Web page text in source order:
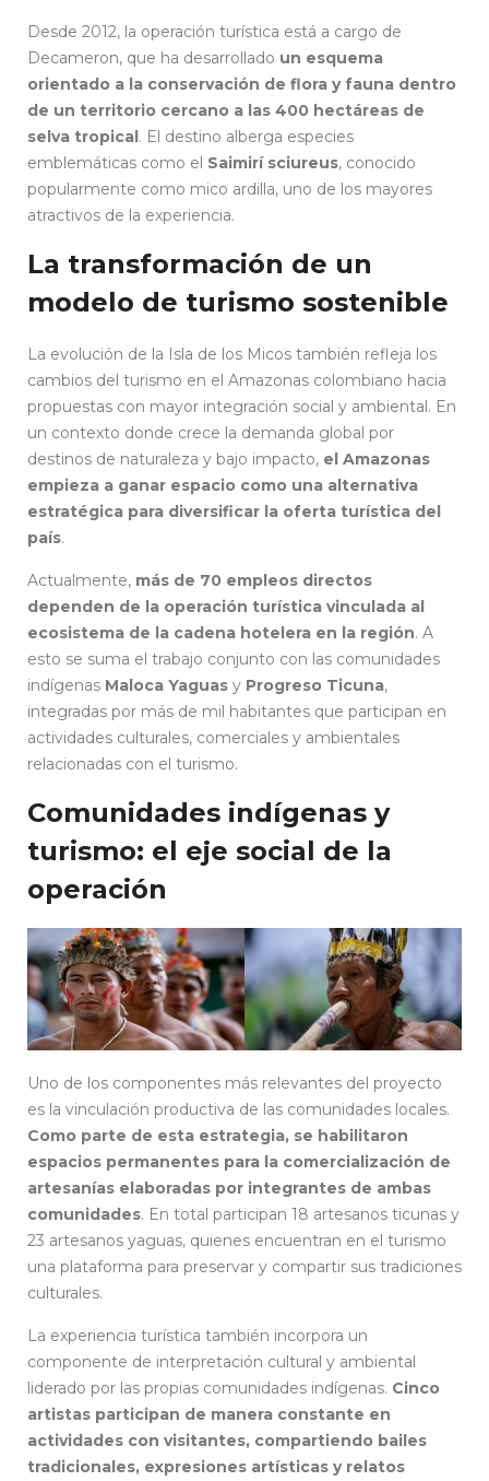
Desde 2012, la operación turística está a cargo de
Decameron, que ha desarrollado un esquema
orientado a la conservación de flora y fauna dentro
de un territorio cercano a las 400 hectáreas de
selva tropical. El destino alberga especies
emblemáticas como el Saimirí sciureus, conocido
popularmente como mico ardilla, uno de los mayores
atractivos de la experiencia.
La transformación de un
modelo de turismo sostenible
La evolución de la Isla de los Micos también refleja los
cambios del turismo en el Amazonas colombiano hacia
propuestas con mayor integración social y ambiental. En
un contexto donde crece la demanda global por
destinos de naturaleza y bajo impacto, el Amazonas
empieza a ganar espacio como una alternativa
estratégica para diversificar la oferta turística del
país.
Actualmente, más de 70 empleos directos
dependen de la operación turística vinculada al
ecosistema de la cadena hotelera en la región. A
esto se suma el trabajo conjunto con las comunidades
indígenas Maloca Yaguas y Progreso Ticuna,
integradas por más de mil habitantes que participan en
actividades culturales, comerciales y ambientales
relacionadas con el turismo.
Comunidades indígenas y
turismo: el eje social de la
operación
Uno de los componentes más relevantes del proyecto
es la vinculación productiva de las comunidades locales.
Como parte de esta estrategia, se habilitaron
espacios permanentes para la comercialización de
artesanías elaboradas por integrantes de ambas
comunidades. En total participan 18 artesanos ticunas y
23 artesanos yaguas, quienes encuentran en el turismo
una plataforma para preservar y compartir sus tradiciones
culturales.
La experiencia turística también incorpora un
componente de interpretación cultural y ambiental
liderado por las propias comunidades indígenas. Cinco
artistas participan de manera constante en
actividades con visitantes, compartiendo bailes
tradicionales, expresiones artísticas y relatos